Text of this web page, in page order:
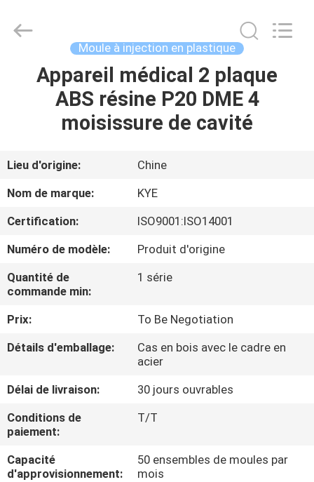
MAISON
PRODUITS
AU
SUJET
DE
VISITE
CONTRÔLE
QUALITÉ
CONTACTEZ-
NOUS
Rights
Moule à injection en plastique
Appareil médical 2 plaque
ABS résine P20 DME 4
moisissure de cavité
Lieu d'origine:
Chine
Nom de marque:
KYE
Certification:
ISO9001:ISO14001
Numéro de modèle:
Produit d'origine
Quantité de
commande min:
1 série
Prix:
To Be Negotiation
Détails d'emballage:
Cas en bois avec le cadre en
acier
Délai de livraison:
30 jours ouvrables
Conditions de
paiement:
T/T
Capacité
d'approvisionnement:
50 ensembles de moules par
mois